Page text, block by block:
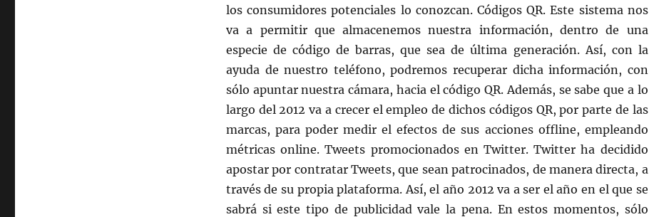
los consumidores potenciales lo conozcan. Códigos QR. Este sistema nos
va a permitir que almacenemos nuestra información, dentro de una
especie de código de barras, que sea de última generación. Así, con la
ayuda de nuestro teléfono, podremos recuperar dicha información, con
sólo apuntar nuestra cámara, hacia el código QR. Además, se sabe que a lo
largo del 2012 va a crecer el empleo de dichos códigos QR, por parte de las
marcas, para poder medir el efectos de sus acciones offline, empleando
métricas online. Tweets promocionados en Twitter. Twitter ha decidido
apostar por contratar Tweets, que sean patrocinados, de manera directa, a
través de su propia plataforma. Así, el año 2012 va a ser el año en el que se
sabrá si este tipo de publicidad vale la pena. En estos momentos, sólo